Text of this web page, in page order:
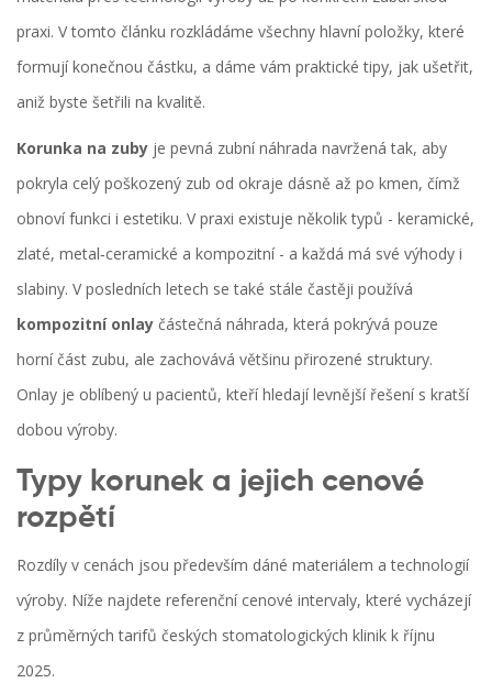
praxi. V tomto článku rozkládáme všechny hlavní položky, které
formují konečnou částku, a dáme vám praktické tipy, jak ušetřit,
aniž byste šetřili na kvalitě.
Korunka na zuby je pevná zubní náhrada navržená tak, aby
pokryla celý poškozený zub od okraje dásně až po kmen, čímž
obnoví funkci i estetiku. V praxi existuje několik typů - keramické,
zlaté, metal‑ceramické a kompozitní - a každá má své výhody i
slabiny. V posledních letech se také stále častěji používá
kompozitní onlay částečná náhrada, která pokrývá pouze
horní část zubu, ale zachovává většinu přirozené struktury.
Onlay je oblíbený u pacientů, kteří hledají levnější řešení s kratší
dobou výroby.
Typy korunek a jejich cenové
rozpětí
Rozdíly v cenách jsou především dáné materiálem a technologií
výroby. Níže najdete referenční cenové intervaly, které vycházejí
z průměrných tarifů českých stomatologických klinik k říjnu
2025.